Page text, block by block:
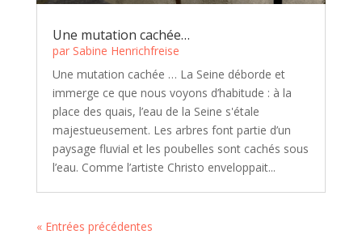
Une mutation cachée…
par Sabine Henrichfreise
Une mutation cachée … La Seine déborde et
immerge ce que nous voyons d’habitude : à la
place des quais, l’eau de la Seine s'étale
majestueusement. Les arbres font partie d’un
paysage fluvial et les poubelles sont cachés sous
l’eau. Comme l’artiste Christo enveloppait...
« Entrées précédentes